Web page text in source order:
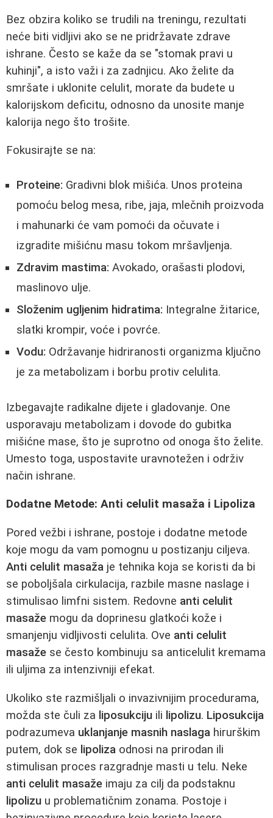
Bez obzira koliko se trudili na treningu, rezultati
neće biti vidljivi ako se ne pridržavate zdrave
ishrane. Često se kaže da se "stomak pravi u
kuhinji", a isto važi i za zadnjicu. Ako želite da
smršate i uklonite celulit, morate da budete u
kalorijskom deficitu, odnosno da unosite manje
kalorija nego što trošite.
Fokusirajte se na:
Proteine: Gradivni blok mišića. Unos proteina
pomoću belog mesa, ribe, jaja, mlečnih proizvoda
i mahunarki će vam pomoći da očuvate i
izgradite mišićnu masu tokom mršavljenja.
Zdravim mastima: Avokado, orašasti plodovi,
maslinovo ulje.
Složenim ugljenim hidratima: Integralne žitarice,
slatki krompir, voće i povrće.
Vodu: Održavanje hidriranosti organizma ključno
je za metabolizam i borbu protiv celulita.
Izbegavajte radikalne dijete i gladovanje. One
usporavaju metabolizam i dovode do gubitka
mišićne mase, što je suprotno od onoga što želite.
Umesto toga, uspostavite uravnotežen i održiv
način ishrane.
Dodatne Metode: Anti celulit masaža i Lipoliza
Pored vežbi i ishrane, postoje i dodatne metode
koje mogu da vam pomognu u postizanju ciljeva.
Anti celulit masaža je tehnika koja se koristi da bi
se poboljšala cirkulacija, razbile masne naslage i
stimulisao limfni sistem. Redovne anti celulit
masaže mogu da doprinesu glatkoći kože i
smanjenju vidljivosti celulita. Ove anti celulit
masaže se često kombinuju sa anticelulit kremama
ili uljima za intenzivniji efekat.
Ukoliko ste razmišljali o invazivnijim procedurama,
možda ste čuli za liposukciju ili lipolizu. Liposukcija
podrazumeva uklanjanje masnih naslaga hirurškim
putem, dok se lipoliza odnosi na prirodan ili
stimulisan proces razgradnje masti u telu. Neke
anti celulit masaže imaju za cilj da podstaknu
lipolizu u problematičnim zonama. Postoje i